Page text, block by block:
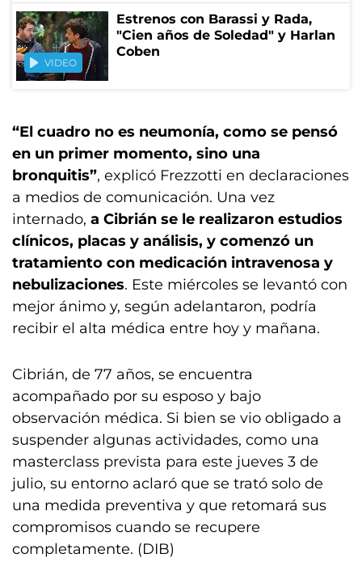
VIDEO
Estrenos con Barassi y Rada,
"Cien años de Soledad" y Harlan
Coben
“El cuadro no es neumonía, como se pensó
en un primer momento, sino una
bronquitis”, explicó Frezzotti en declaraciones
a medios de comunicación. Una vez
internado, a Cibrián se le realizaron estudios
clínicos, placas y análisis, y comenzó un
tratamiento con medicación intravenosa y
nebulizaciones. Este miércoles se levantó con
mejor ánimo y, según adelantaron, podría
recibir el alta médica entre hoy y mañana.
Cibrián, de 77 años, se encuentra
acompañado por su esposo y bajo
observación médica. Si bien se vio obligado a
suspender algunas actividades, como una
masterclass prevista para este jueves 3 de
julio, su entorno aclaró que se trató solo de
una medida preventiva y que retomará sus
compromisos cuando se recupere
completamente. (DIB)